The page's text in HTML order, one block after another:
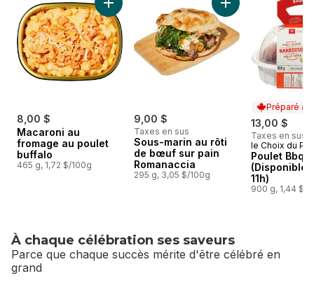
8,00 $
Macaroni au
fromage au poulet
buffalo
465 g, 1,72 $/100g
Ajouter Macaroni au fromage au poulet
9,00 $
Taxes en sus
Sous-marin au rôti
de bœuf sur pain
Romanaccia
295 g, 3,05 $/100g
Ajouter Sous-
Préparé au
13,00 $
Taxes en sus
Préparé au
le Choix du
Poulet Bbq
(Disponible
11h)
900 g, 1,44 $/
À chaque célébration ses saveurs
Parce que chaque succès mérite d'être célébré en
grand